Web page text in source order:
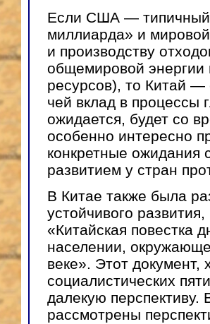
Если США — типичный
миллиарда» и
и производству
общемировой энергии
ресурсов), то Китай —
чей вклад в процессы
ожидается, будет со
особенно интересно
конкретные ожидания
развитием у стран
В Китае также была
устойчивого
«Китайская повестка
населении,
веке». Этот
социалистических
далекую перспективу.
рассмотрены